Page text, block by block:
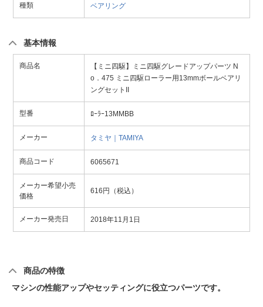
種類 ベアリング
基本情報
商品名
【ミニ四駆】ミニ四駆グレードアップパーツ N
o．475 ミニ四駆ローラー用13mmボールベアリ
ングセットII
型番 ﾛｰﾗｰ13MMBB
メーカー タミヤ｜TAMIYA
商品コード 6065671
メーカー希望小売
価格
616円（税込）
メーカー発売日 2018年11月1日
商品の特徴
マシンの性能アップやセッティングに役立つパーツです。